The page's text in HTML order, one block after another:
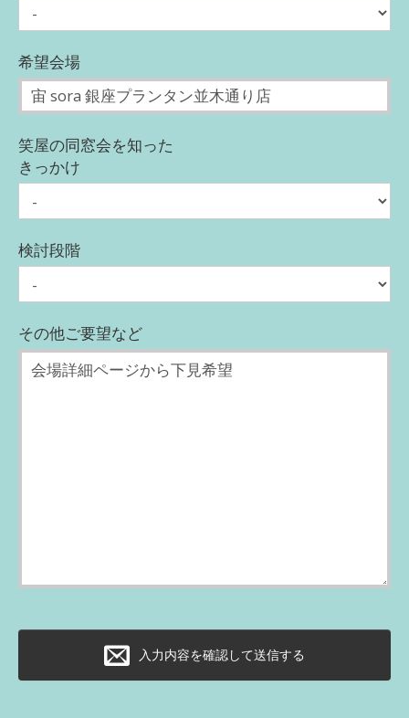
希望会場
笑屋の同窓会を知った
きっかけ
検討段階
その他ご要望など
入力内容を確認して送信する